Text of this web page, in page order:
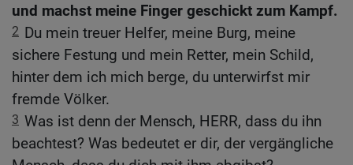
und machst meine Finger geschickt zum Kampf.
2 Du mein treuer Helfer, meine Burg, meine
sichere Festung und mein Retter, mein Schild,
hinter dem ich mich berge, du unterwirfst mir
fremde Völker.
3 Was ist denn der Mensch, HERR, dass du ihn
beachtest? Was bedeutet er dir, der vergängliche